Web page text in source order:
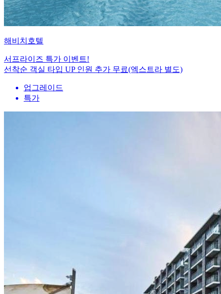
해비치호텔
서프라이즈 특가 이벤트!
선착순 객실 타입 UP 인원 추가 무료(엑스트라 별도)
업그레이드
특가